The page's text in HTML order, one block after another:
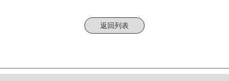
返回列表